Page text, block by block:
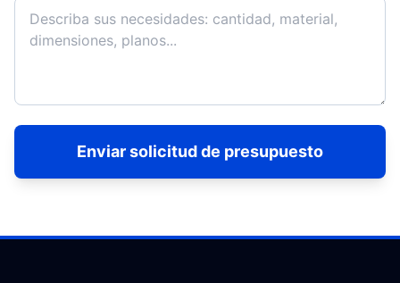
Enviar solicitud de presupuesto